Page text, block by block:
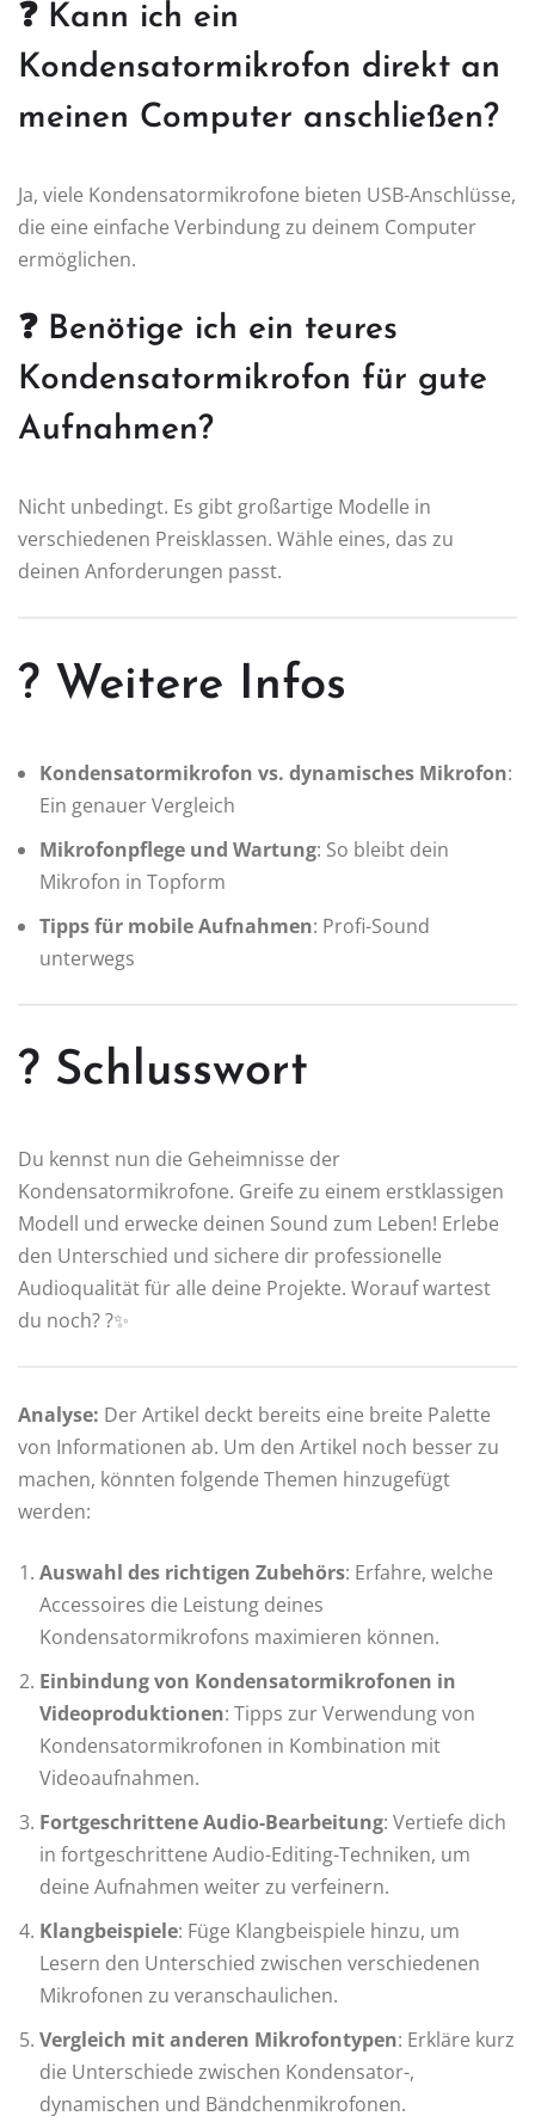
❓ Kann ich ein
Kondensatormikrofon direkt an
meinen Computer anschließen?
Ja, viele Kondensatormikrofone bieten USB-Anschlüsse,
die eine einfache Verbindung zu deinem Computer
ermöglichen.
❓ Benötige ich ein teures
Kondensatormikrofon für gute
Aufnahmen?
Nicht unbedingt. Es gibt großartige Modelle in
verschiedenen Preisklassen. Wähle eines, das zu
deinen Anforderungen passt.
? Weitere Infos
Kondensatormikrofon vs. dynamisches Mikrofon:
Ein genauer Vergleich
Mikrofonpflege und Wartung: So bleibt dein
Mikrofon in Topform
Tipps für mobile Aufnahmen: Profi-Sound
unterwegs
? Schlusswort
Du kennst nun die Geheimnisse der
Kondensatormikrofone. Greife zu einem erstklassigen
Modell und erwecke deinen Sound zum Leben! Erlebe
den Unterschied und sichere dir professionelle
Audioqualität für alle deine Projekte. Worauf wartest
du noch? ?✨
Analyse: Der Artikel deckt bereits eine breite Palette
von Informationen ab. Um den Artikel noch besser zu
machen, könnten folgende Themen hinzugefügt
werden:
Auswahl des richtigen Zubehörs: Erfahre, welche
Accessoires die Leistung deines
Kondensatormikrofons maximieren können.
Einbindung von Kondensatormikrofonen in
Videoproduktionen: Tipps zur Verwendung von
Kondensatormikrofonen in Kombination mit
Videoaufnahmen.
Fortgeschrittene Audio-Bearbeitung: Vertiefe dich
in fortgeschrittene Audio-Editing-Techniken, um
deine Aufnahmen weiter zu verfeinern.
Klangbeispiele: Füge Klangbeispiele hinzu, um
Lesern den Unterschied zwischen verschiedenen
Mikrofonen zu veranschaulichen.
Vergleich mit anderen Mikrofontypen: Erkläre kurz
die Unterschiede zwischen Kondensator-,
dynamischen und Bändchenmikrofonen.